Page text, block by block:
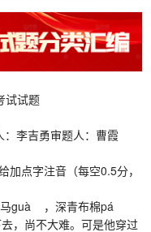
试题
李吉勇审题人：曹霞
点字注音（每空0.5分，
guà ，深青布棉pá
尚不大难。可是他穿过